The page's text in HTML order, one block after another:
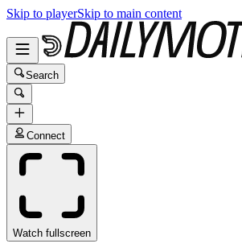
Skip to playerSkip to main content
Search
Connect
Watch fullscreen